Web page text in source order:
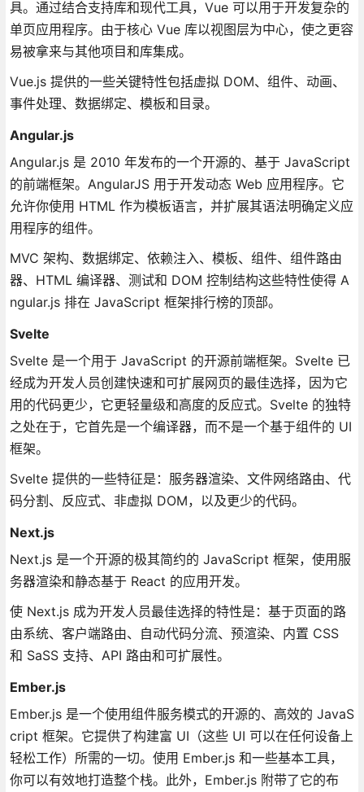
具。通过结合支持库和现代工具，Vue 可以用于开发复杂的
单页应用程序。由于核心 Vue 库以视图层为中心，使之更容
易被拿来与其他项目和库集成。
Vue.js 提供的一些关键特性包括虚拟 DOM、组件、动画、
事件处理、数据绑定、模板和目录。
Angular.js
Angular.js 是 2010 年发布的一个开源的、基于 JavaScript
的前端框架。AngularJS 用于开发动态 Web 应用程序。它
允许你使用 HTML 作为模板语言，并扩展其语法明确定义应
用程序的组件。
MVC 架构、数据绑定、依赖注入、模板、组件、组件路由
器、HTML 编译器、测试和 DOM 控制结构这些特性使得 A
ngular.js 排在 JavaScript 框架排行榜的顶部。
Svelte
Svelte 是一个用于 JavaScript 的开源前端框架。Svelte 已
经成为开发人员创建快速和可扩展网页的最佳选择，因为它
用的代码更少，它更轻量级和高度的反应式。Svelte 的独特
之处在于，它首先是一个编译器，而不是一个基于组件的 UI
框架。
Svelte 提供的一些特征是：服务器渲染、文件网络路由、代
码分割、反应式、非虚拟 DOM，以及更少的代码。
Next.js
Next.js 是一个开源的极其简约的 JavaScript 框架，使用服
务器渲染和静态基于 React 的应用开发。
使 Next.js 成为开发人员最佳选择的特性是：基于页面的路
由系统、客户端路由、自动代码分流、预渲染、内置 CSS
和 SaSS 支持、API 路由和可扩展性。
Ember.js
Ember.js 是一个使用组件服务模式的开源的、高效的 JavaS
cript 框架。它提供了构建富 UI（这些 UI 可以在任何设备上
轻松工作）所需的一切。使用 Ember.js 和一些基本工具，
你可以有效地打造整个栈。此外，Ember.js 附带了它的布